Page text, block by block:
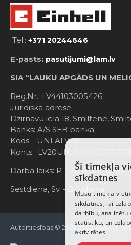
Tel.: +371 20244646
E-pasts: pasutijumi@lam.lv
SIA “LAUKU APGĀDS UN
Reg.Nr.: LV44103005426
Juridiskā adrese:
Dzirnavu iela 18, Smiltene,
Banks: A/S SEB banka;
Kods: UNLALV2X
Konts:
Darba laiks: P - Pk. 8:00 - 12:00;
Sestdiena, Sv. - Brīvdiena
Autortiesības © 2021-2025, www.e-
Šī tīmekļa
sīkdatnes
Mūsu tīmekļa
sīkdatnes, lai
darbību, analizētu
statistiku, un
aktivitātes.